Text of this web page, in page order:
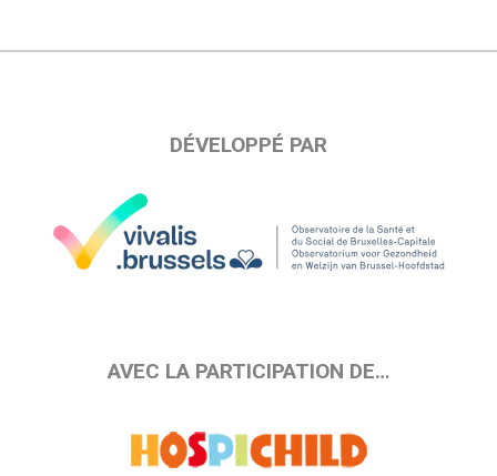
DÉVELOPPÉ PAR
AVEC LA PARTICIPATION DE…